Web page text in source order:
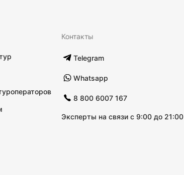
Контакты
Telegram
Whatsapp
8 800 6007 167
Эксперты на связи с 9:00 до 21:00